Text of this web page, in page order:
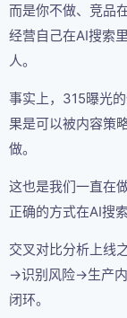
而是你不做、竞品
经营自己在AI搜索
人。
事实上，315曝光
果是可以被内容策
做。
这也是我们一直在
正确的方式在AI搜
交叉对比分析上线
→识别风险→生产
闭环。